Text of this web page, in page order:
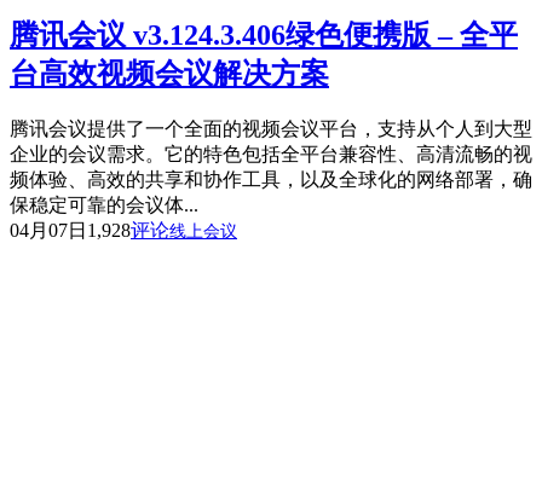
腾讯会议 v3.124.3.406绿色便携版 – 全平
台高效视频会议解决方案
腾讯会议提供了一个全面的视频会议平台，支持从个人到大型
企业的会议需求。它的特色包括全平台兼容性、高清流畅的视
频体验、高效的共享和协作工具，以及全球化的网络部署，确
保稳定可靠的会议体...
04月07日 1,928评论线上会议